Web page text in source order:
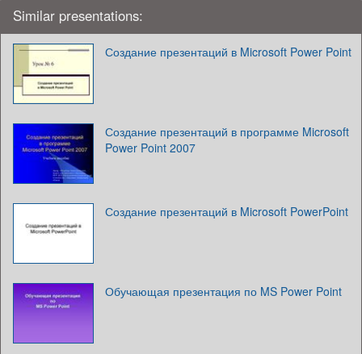
Similar presentations:
Создание презентаций в Microsoft Power Point
Создание презентаций в программе Microsoft
Power Point 2007
Создание презентаций в Microsoft PowerPoint
Обучающая презентация по MS Power Point